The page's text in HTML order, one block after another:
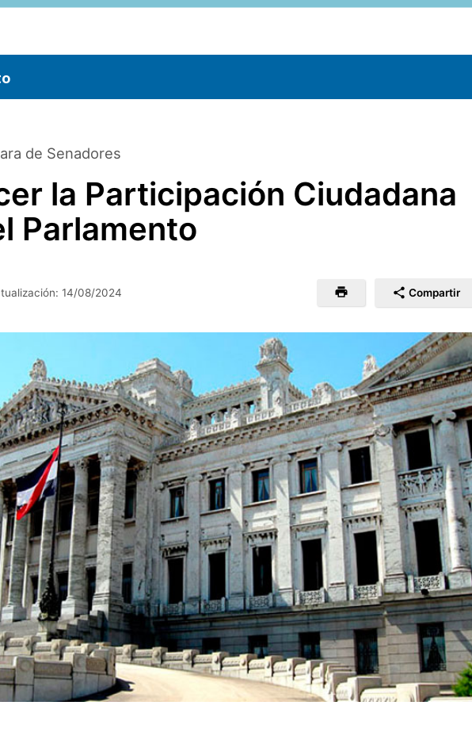
de Senadores
la Participación Ciudadana
Parlamento
14/08/2024 Compartir